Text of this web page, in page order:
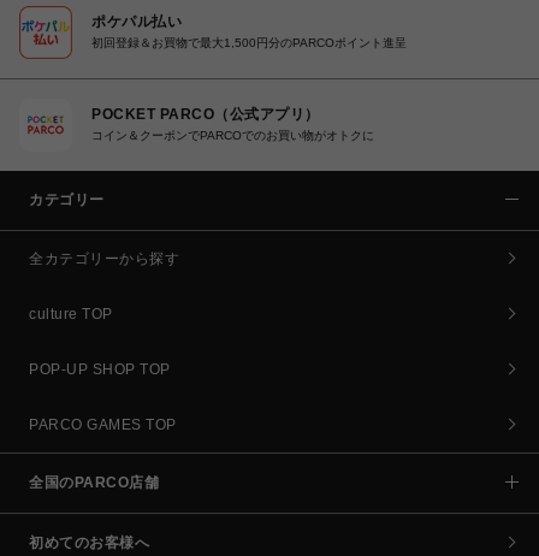
ポケパル払い
初回登録＆お買物で最大1,500円分のPARCOポイント進呈
POCKET PARCO（公式アプリ）
コイン＆クーポンでPARCOでのお買い物がオトクに
カテゴリー
全カテゴリーから探す
culture TOP
POP-UP SHOP TOP
PARCO GAMES TOP
全国のPARCO店舗
初めてのお客様へ